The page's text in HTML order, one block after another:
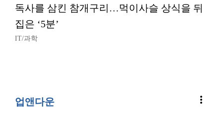
독사를 삼킨 참개구리…먹이사슬 상식을 뒤
집은 ‘5분’
IT/과학
업앤다운 more_vert